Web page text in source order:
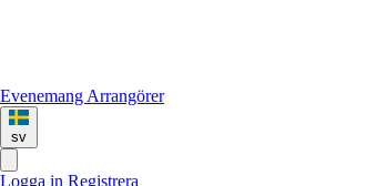
Evenemang Arrangörer
sv
Logga in Registrera